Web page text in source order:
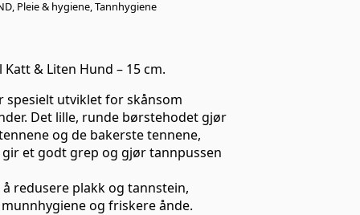
, Pleie & hygiene,Tannhygiene
& Liten Hund – 15 cm.
spesielt utviklet for skånsom
Det lille, runde børstehodet gjør
og de bakerste tennene,
et godt grep og gjør tannpussen
redusere plakk og tannstein,
og friskere ånde.